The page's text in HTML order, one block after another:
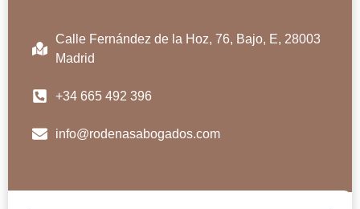
Calle Fernández de la Hoz, 76, Bajo, E, 28003
Madrid
+34 665 492 396
info@rodenasabogados.com